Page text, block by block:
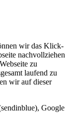
wir das Klick-
nachvollziehen
zu
laufend zu
wir auf dieser
Google